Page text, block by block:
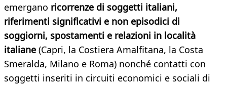
emergano ricorrenze di soggetti italiani,
riferimenti significativi e non episodici di
soggiorni, spostamenti e relazioni in località
italiane (Capri, la Costiera Amalfitana, la Costa
Smeralda, Milano e Roma) nonché contatti con
soggetti inseriti in circuiti economici e sociali di